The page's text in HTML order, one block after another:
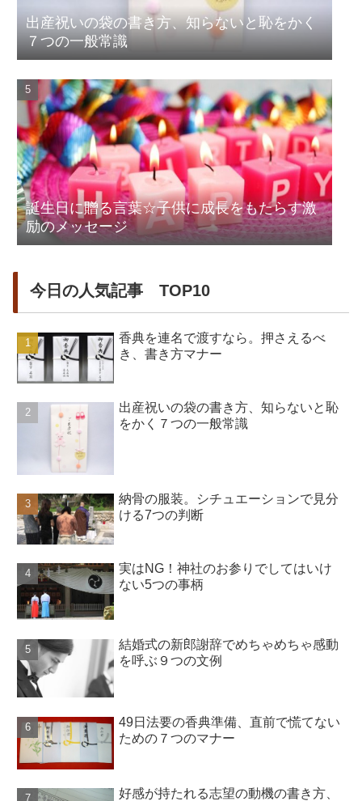
出産祝いの袋の書き方、知らないと恥をかく
７つの一般常識
誕生日に贈る言葉☆子供に成長をもたらす激
励のメッセージ
今日の人気記事 TOP10
香典を連名で渡すなら。押さえるべ
き、書き方マナー
出産祝いの袋の書き方、知らないと恥
をかく７つの一般常識
納骨の服装。シチュエーションで見分
ける7つの判断
実はNG！神社のお参りでしてはいけ
ない5つの事柄
結婚式の新郎謝辞でめちゃめちゃ感動
を呼ぶ９つの文例
49日法要の香典準備、直前で慌てない
ための７つのマナー
好感が持たれる志望の動機の書き方、